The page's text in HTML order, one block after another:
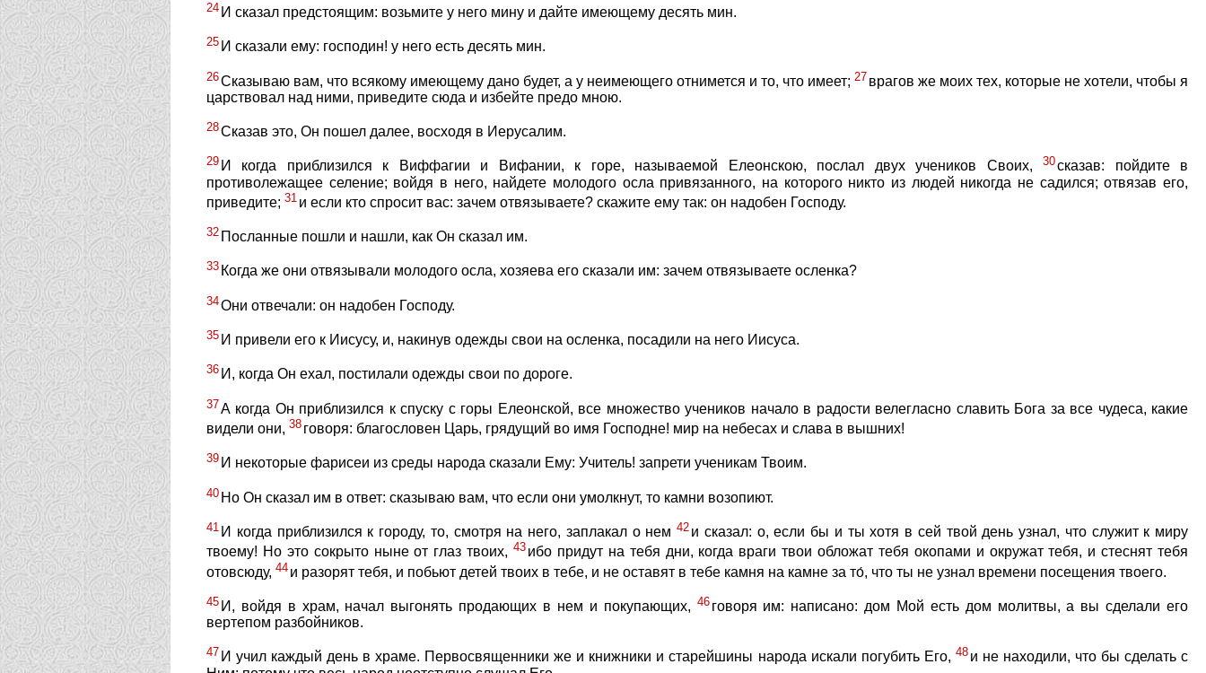
24 И сказал предстоящим: возьмите у него мину и дайте имеющему десять мин.
25 И сказали ему: господин! у него есть десять мин.
26Сказываю вам, что всякому имеющему дано будет, а у неимеющего отнимется и то, что имеет; 27 врагов же моих тех, которые не хотели, чтобы я
царствовал над ними, приведите сюда и избейте предо мною.
28Сказав это, Он пошел далее, восходя в Иерусалим.
29 И когда приблизился к Виффагии и Вифании, к горе, называемой Елеонскою, послал двух учеников Своих,30сказав: пойдите в
противолежащее селение; войдя в него, найдете молодого осла привязанного, на которого никто из людей никогда не садился; отвязав его,
приведите; 31 и если кто спросит вас: зачем отвязываете? скажите ему так: он надобен Господу.
32 Посланные пошли и нашли, как Он сказал им.
33 Когда же они отвязывали молодого осла, хозяева его сказали им: зачем отвязываете осленка?
34Они отвечали: он надобен Господу.
35 И привели его к Иисусу, и, накинув одежды свои на осленка, посадили на него Иисуса.
36 И, когда Он ехал, постилали одежды свои по дороге.
37А когда Он приблизился к спуску с горы Елеонской, все множество учеников начало в радости велегласно славить Бога за все чудеса, какие
видели они, 38 говоря: благословен Царь, грядущий во имя Господне! мир на небесах и слава в вышних!
39 И некоторые фарисеи из среды народа сказали Ему: Учитель! запрети ученикам Твоим.
40 Но Он сказал им в ответ: сказываю вам, что если они умолкнут, то камни возопиют.
41 И когда приблизился к городу, то, смотря на него, заплакал о нем 42 и сказал: о, если бы и ты хотя в сей твой день узнал, что служит к миру
твоему! Но это сокрыто ныне от глаз твоих, 43 ибо придут на тебя дни, когда враги твои обложат тебя окопами и окружат тебя, и стеснят тебя
отовсюду, 44 и разорят тебя, и побьют детей твоих в тебе, и не оставят в тебе камня на камне за то́, что ты не узнал времени посещения твоего.
45 И, войдя в храм, начал выгонять продающих в нем и покупающих, 46 говоря им: написано: дом Мой есть дом молитвы, а вы сделали его
вертепом разбойников.
47 И учил каждый день в храме. Первосвященники же и книжники и старейшины народа искали погубить Его, 48 и не находили, что бы сделать с